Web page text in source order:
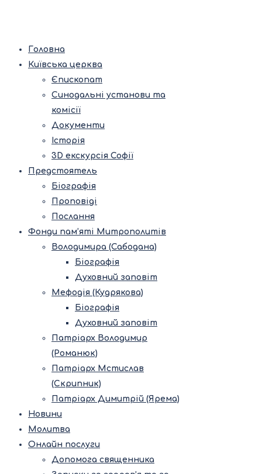
Головна
Київська церква
Єпископат
Синодальні установи та
комісії
Документи
Історія
3D екскурсія Софії
Предстоятель
Біографія
Проповіді
Послання
Фонди пам’яті Митрополитів
Володимира (Сабодана)
Біографія
Духовний заповіт
Мефодія (Кудрякова)
Біографія
Духовний заповіт
Патріарх Володимир
(Романюк)
Патріарх Мстислав
(Скрипник)
Патріарх Димитрій (Ярема)
Новини
Молитва
Онлайн послуги
Допомога священника